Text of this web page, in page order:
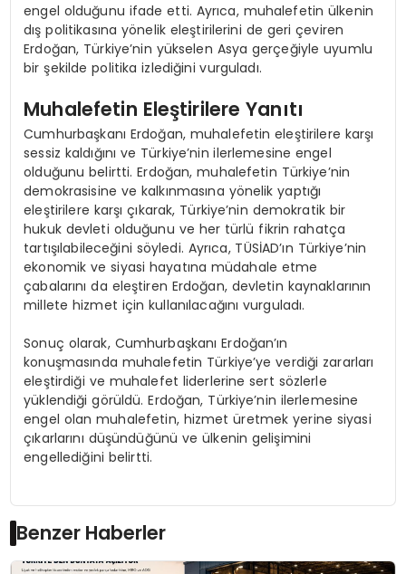
engel olduğunu ifade etti. Ayrıca, muhalefetin ülkenin
dış politikasına yönelik eleştirilerini de geri çeviren
Erdoğan, Türkiye’nin yükselen Asya gerçeğiyle uyumlu
bir şekilde politika izlediğini vurguladı.
Muhalefetin Eleştirilere Yanıtı
Cumhurbaşkanı Erdoğan, muhalefetin eleştirilere karşı
sessiz kaldığını ve Türkiye’nin ilerlemesine engel
olduğunu belirtti. Erdoğan, muhalefetin Türkiye’nin
demokrasisine ve kalkınmasına yönelik yaptığı
eleştirilere karşı çıkarak, Türkiye’nin demokratik bir
hukuk devleti olduğunu ve her türlü fikrin rahatça
tartışılabileceğini söyledi. Ayrıca, TÜSİAD’ın Türkiye’nin
ekonomik ve siyasi hayatına müdahale etme
çabalarını da eleştiren Erdoğan, devletin kaynaklarının
millete hizmet için kullanılacağını vurguladı.
Sonuç olarak, Cumhurbaşkanı Erdoğan’ın
konuşmasında muhalefetin Türkiye’ye verdiği zararları
eleştirdiği ve muhalefet liderlerine sert sözlerle
yüklendiği görüldü. Erdoğan, Türkiye’nin ilerlemesine
engel olan muhalefetin, hizmet üretmek yerine siyasi
çıkarlarını düşündüğünü ve ülkenin gelişimini
engellediğini belirtti.
Benzer Haberler